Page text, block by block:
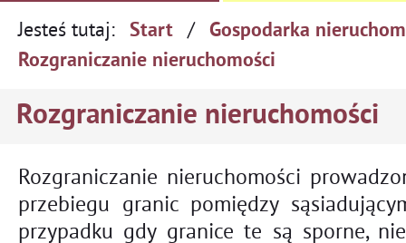
Jesteś tutaj: Start / Gospodarka
Rozgraniczanie nieruchomości
Rozgraniczanie nieruchomości
Rozgraniczanie nieruchomości
przebiegu granic pomiędzy
przypadku gdy granice te są sporne,